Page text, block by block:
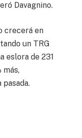
Davagnino.
crecerá en
un TRG
eslora de 231
más,